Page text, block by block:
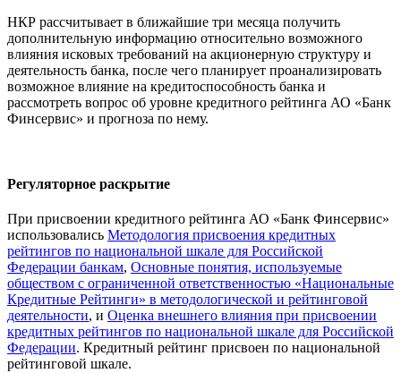
НКР рассчитывает в ближайшие три месяца получить
дополнительную информацию относительно возможного
влияния исковых требований на акционерную структуру и
деятельность банка, после чего планирует проанализировать
возможное влияние на кредитоспособность банка и
рассмотреть вопрос об уровне кредитного рейтинга АО «Банк
Финсервис» и прогноза по нему.
Регуляторное раскрытие
При присвоении кредитного рейтинга АО «Банк Финсервис»
использовались Методология присвоения кредитных
рейтингов по национальной шкале для Российской
Федерации банкам, Основные понятия, используемые
обществом с ограниченной ответственностью «Национальные
Кредитные Рейтинги» в методологической и рейтинговой
деятельности, и Оценка внешнего влияния при присвоении
кредитных рейтингов по национальной шкале для Российской
Федерации. Кредитный рейтинг присвоен по национальной
рейтинговой шкале.